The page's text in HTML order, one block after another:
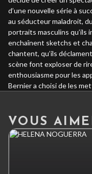
d’une nouvelle série à
au séducteur maladroit,
portraits masculins
enchaînent sketchs et
chantent, qu’ils
scène font exploser de
enthousiasme pour les
Bernier a choisi de les
VOUS